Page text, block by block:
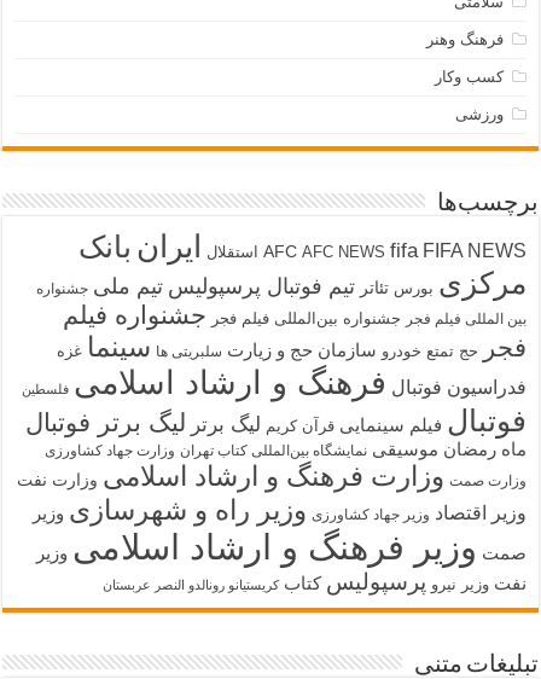
فرهنگ وهنر
کسب وکار
ورزشی
برچسب‌ها
AFC AFC NEWS fifa FIFA NEWS استقلال ایران بانک
مرکزی بورس تئاتر تیم فوتبال پرسپولیس تیم ملی جشنواره
بین المللی فیلم فجر جشنواره بین‌المللی فیلم فجر جشنواره فیلم
فجر
حج تمتع خودرو سازمان حج و زیارت سلبریتی ها سینما غزه
فدراسیون فوتبال فرهنگ و ارشاد اسلامی فلسطین
فوتبال فیلم سینمایی قرآن کریم لیگ برتر لیگ برتر فوتبال
ماه رمضان موسیقی نمایشگاه بین‌المللی کتاب تهران وزارت جهاد کشاورزی
وزارت صمت وزارت فرهنگ و ارشاد اسلامی وزارت نفت
وزیر اقتصاد وزیر جهاد کشاورزی وزیر راه و شهرسازی وزیر
صمت وزیر فرهنگ و ارشاد اسلامی وزیر
نفت وزیر نیرو پرسپولیس کتاب کریستیانو رونالدو النصر عربستان
تبلیغات متنی